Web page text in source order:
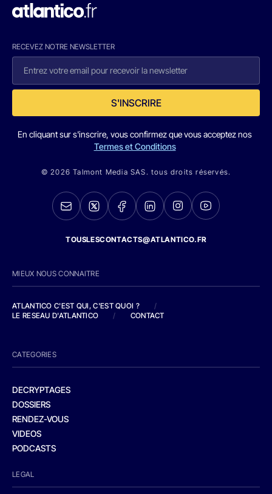
RECEVEZ NOTRE NEWSLETTER
S'INSCRIRE
En cliquant sur s'inscrire, vous confirmez que vous acceptez nos
Termes et Conditions
© 2026 Talmont Media SAS. tous droits réservés.
TOUSLESCONTACTS@ATLANTICO.FR
MIEUX NOUS CONNAITRE
ATLANTICO C'EST QUI, C'EST QUOI ?
/
LE RESEAU D'ATLANTICO
/ CONTACT
CATEGORIES
DECRYPTAGES
DOSSIERS
RENDEZ-VOUS
VIDEOS
PODCASTS
LEGAL